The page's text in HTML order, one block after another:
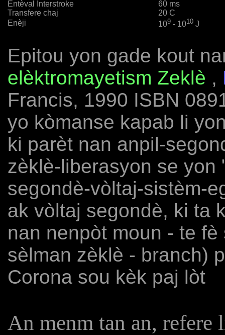
Entèval Interstroke
60 ms
Transfere chaj
20 C
Enèji
109 - 1010 J
Epitou yon gade kout
elèktromayetism Zeklè ,
Francis, 1990 ISBN
yo kòmanse kapab li
ki parèt nan anpil-
zèklè-liberasyon se yon
segondè-vòltaj-sistèm-
ak vòltaj segondè, ki ta
nan nenpòt moun - te
sèlman zèklè - branch)
Corona sou kèk paj lòt
An menm tan an,